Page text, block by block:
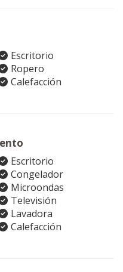
Escritorio
Ropero
Calefacción
Escritorio
Congelador
Microondas
Televisión
Lavadora
Calefacción